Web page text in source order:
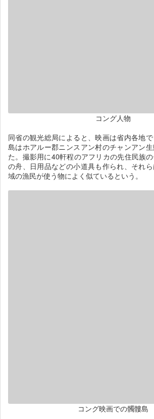
コング人物
同省の観光総局によると、映画は省内各地
島はホアルー郡ニンスアン村のチャンアン
た。撮影用に40軒程のアフリカの先住民族
の舟、日用品などの小道具も作られ、それ
域の漁民が使う物によく似ているという。
コング映画での髑髏島